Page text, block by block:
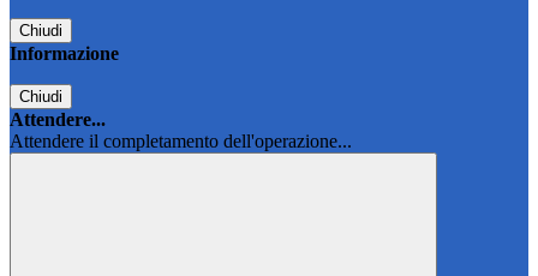
Chiudi
Informazione
Chiudi
Attendere...
Attendere il completamento dell'operazione...